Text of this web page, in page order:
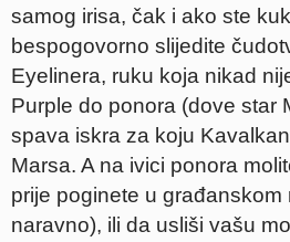
samog irisa, čak i ako ste
bespogovorno slijedite
Eyelinera, ruku koja nikad
Purple do ponora (dove star
spava iskra za koju
Marsa. A na ivici ponora
prije poginete u građanskom
naravno), ili da usliši vašu